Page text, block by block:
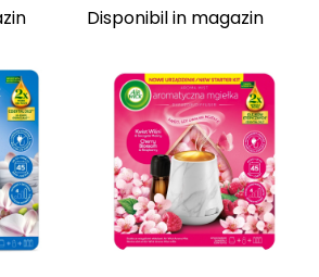
Disponibil in magazin